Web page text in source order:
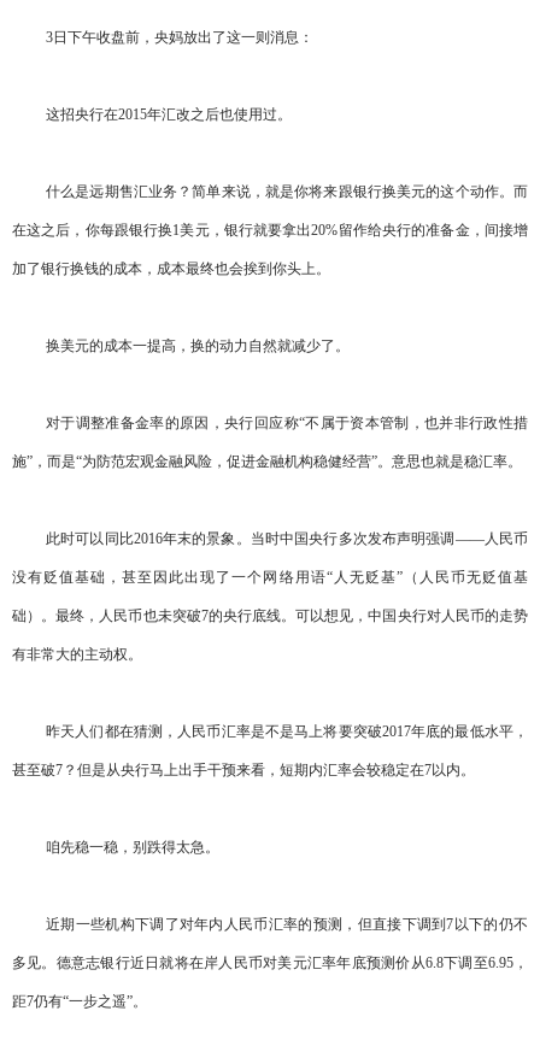
3日下午收盘前，央妈放出了这一则消息：
这招央行在2015年汇改之后也使用过。
什么是远期售汇业务？简单来说，就是你将来跟银行换美元的这个动作。而
在这之后，你每跟银行换1美元，银行就要拿出20%留作给央行的准备金，间接增
加了银行换钱的成本，成本最终也会挨到你头上。
换美元的成本一提高，换的动力自然就减少了。
对于调整准备金率的原因，央行回应称“不属于资本管制，也并非行政性措
施”，而是“为防范宏观金融风险，促进金融机构稳健经营”。意思也就是稳汇率。
此时可以同比2016年末的景象。当时中国央行多次发布声明强调——人民币
没有贬值基础，甚至因此出现了一个网络用语“人无贬基”（人民币无贬值基
础）。最终，人民币也未突破7的央行底线。可以想见，中国央行对人民币的走势
有非常大的主动权。
昨天人们都在猜测，人民币汇率是不是马上将要突破2017年底的最低水平，
甚至破7？但是从央行马上出手干预来看，短期内汇率会较稳定在7以内。
咱先稳一稳，别跌得太急。
近期一些机构下调了对年内人民币汇率的预测，但直接下调到7以下的仍不
多见。德意志银行近日就将在岸人民币对美元汇率年底预测价从6.8下调至6.95，
距7仍有“一步之遥”。